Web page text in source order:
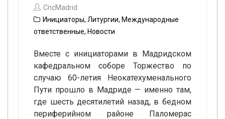
CncMadrid
Инициаторы, Литургии, Международные
ответственные, Новости
Вместе с инициаторами в Мадридском
кафедральном соборе Торжество по
случаю 60-летия Неокатехуменального
Пути прошло в Мадриде — именно там,
где шесть десятилетий назад, в бедном
периферийном районе Паломерас